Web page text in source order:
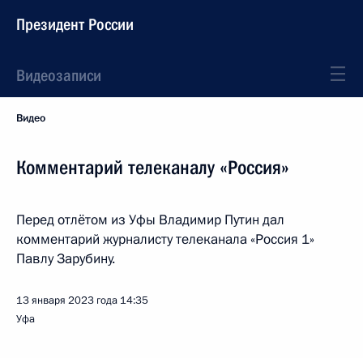
Президент России
Видеозаписи
Видео
Комментарий телеканалу «Россия»
Перед отлётом из Уфы Владимир Путин дал
комментарий журналисту телеканала «Россия 1»
Павлу Зарубину.
13 января 2023 года 14:35
Уфа